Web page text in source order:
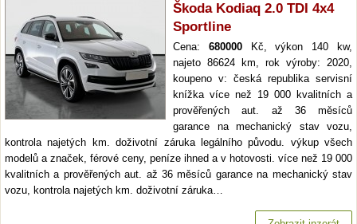
Škoda Kodiaq 2.0 TDI 4x4
Sportline
Cena: 680000Kč, výkon 140 kw,
najeto 86624 km, rok výroby: 2020,
koupeno v: česká republika servisní
knížka více než 19 000 kvalitních a
prověřených aut. až 36 měsíců
garance na mechanický stav vozu,
kontrola najetých km. doživotní záruka legálního původu. výkup všech
modelů a značek, férové ceny, peníze ihned a v hotovosti. více než 19 000
kvalitních a prověřených aut. až 36 měsíců garance na mechanický stav
vozu, kontrola najetých km. doživotní záruka…